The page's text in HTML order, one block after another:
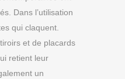
Dans l’utilisation
qui claquent.
et de placards
retient leur
un